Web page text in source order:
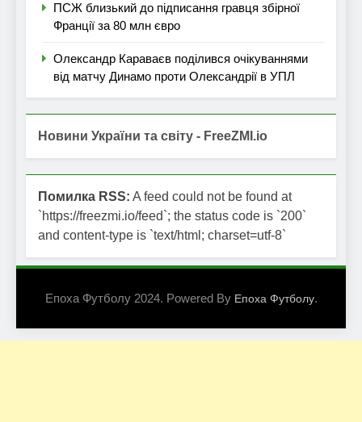
ПСЖ близький до підписання гравця збірної
Франції за 80 млн євро
Олександр Караваєв поділився очікуваннями
від матчу Динамо проти Олександрії в УПЛ
Новини України та світу - FreeZMI.io
Помилка RSS: A feed could not be found at
`https://freezmi.io/feed`; the status code is `200`
and content-type is `text/html; charset=utf-8`
Епоха Футболу 2024. Powered By Епоха Футболу.